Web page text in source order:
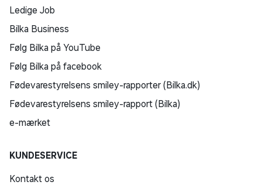
Ledige Job
Bilka Business
Følg Bilka på YouTube
Følg Bilka på facebook
Fødevarestyrelsens smiley-rapporter (Bilka.dk)
Fødevarestyrelsens smiley-rapport (Bilka)
e-mærket
KUNDESERVICE
Kontakt os